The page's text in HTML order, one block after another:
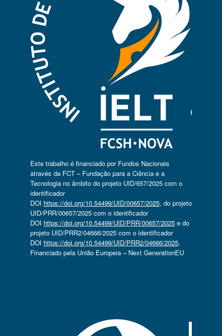
Este trabalho é financiado por Fundos Nacionais
através da FCT – Fundação para a Ciência e a
Tecnologia no âmbito do projeto UID/657/2025 com o
identificador
DOI https://doi.org/10.54499/UID/00657/2025, do projeto
UID/PRR/00657/2025 com o identificador
DOI https://doi.org/10.54499/UID/PRR/00657/2025e do
projeto UID/PRR2/04666/2025 com o identificador
DOI https://doi.org/10.54499/UID/PRR2/04666/2025.
Financiado pela União Europeia – Next GenerationEU